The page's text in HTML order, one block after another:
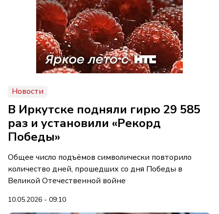
Новости
В Иркутске подняли гирю 29 585
раз и установили «Рекорд
Победы»
Общее число подъёмов символически повторило
количество дней, прошедших со дня Победы в
Великой Отечественной войне
10.05.2026 - 09:10